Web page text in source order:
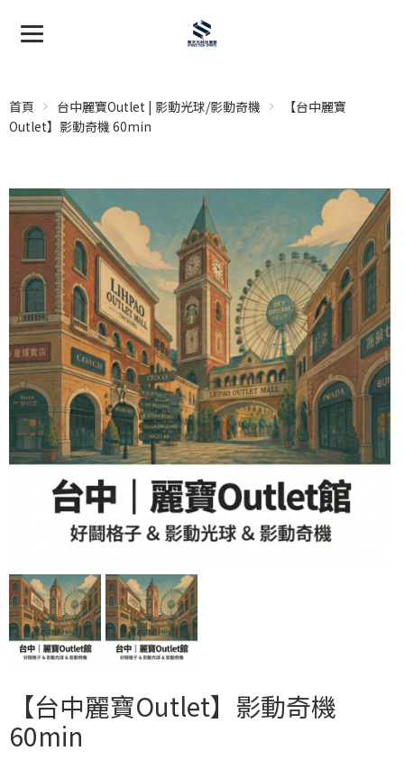
首頁 台中麗寶Outlet | 影動光球/影動奇機
【台中麗寶
Outlet】影動奇機 60min
【台中麗寶Outlet】影動奇機
60min